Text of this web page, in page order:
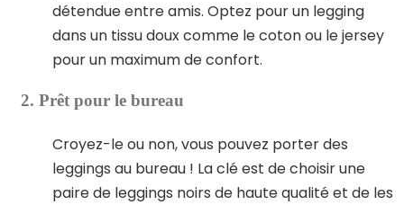
détendue entre amis. Optez pour un legging
dans un tissu doux comme le coton ou le jersey
pour un maximum de confort.
2. Prêt pour le bureau
Croyez-le ou non, vous pouvez porter des
leggings au bureau ! La clé est de choisir une
paire de leggings noirs de haute qualité et de les